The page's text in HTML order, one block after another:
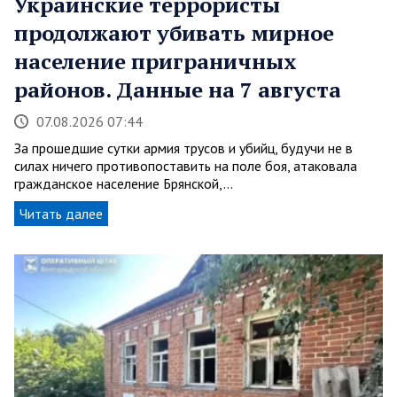
продолжают убивать мирное
население приграничных
районов. Данные на 7 августа
07.08.2026 07:44
За прошедшие сутки армия трусов и убийц, будучи не в
силах ничего противопоставить на поле боя, атаковала
гражданское население Брянской,…
Читать далее